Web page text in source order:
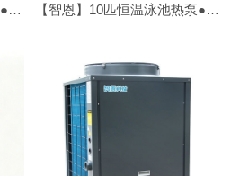
【智恩】12匹恒温泳池热泵●顶吹 【智恩】10匹恒温泳池热泵●顶吹